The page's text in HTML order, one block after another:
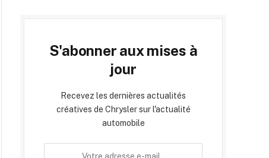
S'abonner aux mises à
jour
Recevez les dernières actualités
créatives de Chrysler sur l'actualité
automobile